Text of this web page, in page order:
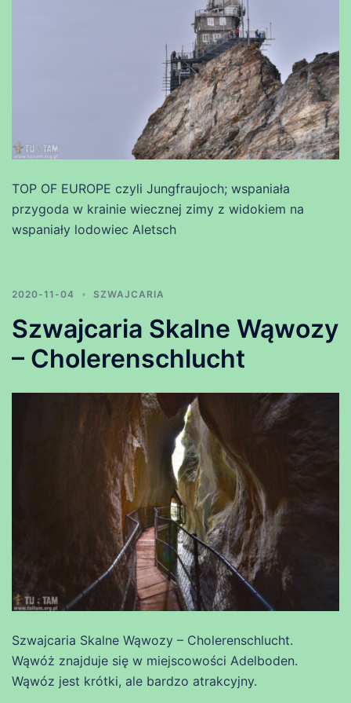
TOP OF EUROPE czyli Jungfraujoch; wspaniała
przygoda w krainie wiecznej zimy z widokiem na
wspaniały lodowiec Aletsch
2020-11-04 SZWAJCARIA
Szwajcaria Skalne Wąwozy
– Cholerenschlucht
Szwajcaria Skalne Wąwozy – Cholerenschlucht.
Wąwóż znajduje się w miejscowości Adelboden.
Wąwóz jest krótki, ale bardzo atrakcyjny.